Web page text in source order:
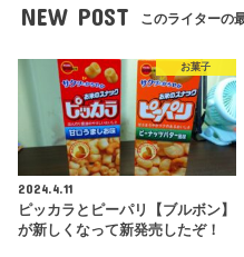
NEW POST このライターの
お菓子
2024.4.11
ピッカラとピーパリ【ブルボン】
が新しくなって新発売したぞ！